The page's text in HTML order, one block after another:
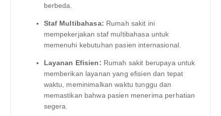
berbeda.
Staf Multibahasa: Rumah sakit ini
mempekerjakan staf multibahasa untuk
memenuhi kebutuhan pasien internasional.
Layanan Efisien: Rumah sakit berupaya untuk
memberikan layanan yang efisien dan tepat
waktu, meminimalkan waktu tunggu dan
memastikan bahwa pasien menerima perhatian
segera.